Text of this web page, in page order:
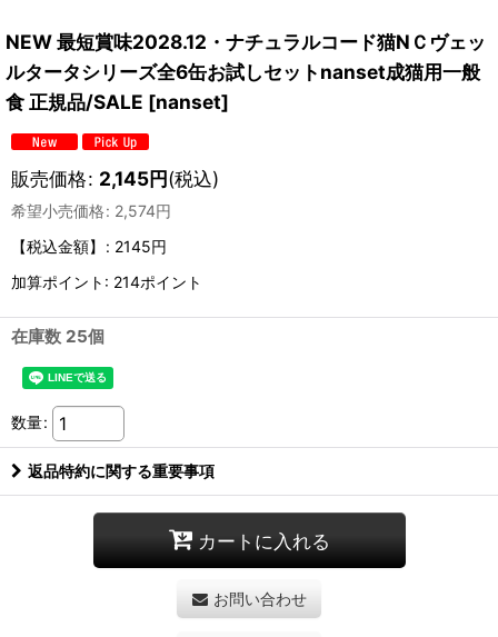
NEW 最短賞味2028.12・ナチュラルコード猫NＣヴェッ
ルタータシリーズ全6缶お試しセットnanset成猫用一般
食 正規品/SALE [nanset]
販売価格: 2,145円(税込)
希望小売価格: 2,574円
【税込金額】
: 2145円
加算ポイント: 214ポイント
在庫数 25個
数量:
返品特約に関する重要事項
カートに入れる
お問い合わせ